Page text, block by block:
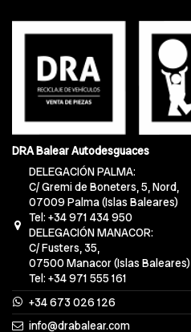
DRA Balear Autodesguaces
DELEGACIÓN PALMA:
C/ Gremi de Boneters, 5, Nord,
07009 Palma (Islas Baleares)
Tel: +34 971 434 950
DELEGACIÓN MANACOR:
C/ Fusters, 35,
07500 Manacor (Islas Baleares)
Tel: +34 971 555 161
+34 673 026 126
info@drabalear.com